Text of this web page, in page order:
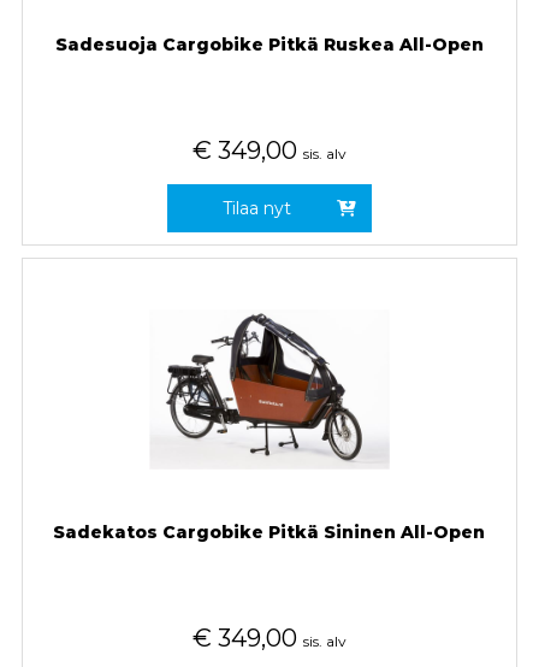
Sadesuoja Cargobike Pitkä Ruskea All-Open
€ 349,00 sis. alv
Tilaa nyt
Sadekatos Cargobike Pitkä Sininen All-Open
€ 349,00 sis. alv